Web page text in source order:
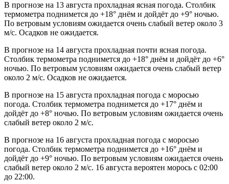
В прогнозе на 13 августа прохладная ясная погода. Столбик
термометра поднимется до +18° днём и дойдёт до +9° ночью.
По ветровым условиям ожидается очень слабый ветер около 3
м/с. Осадков не ожидается.
В прогнозе на 14 августа прохладная почти ясная погода.
Столбик термометра поднимется до +18° днём и дойдёт до +6°
ночью. По ветровым условиям ожидается очень слабый ветер
около 2 м/с. Осадков не ожидается.
В прогнозе на 15 августа прохладная погода с моросью
погода. Столбик термометра поднимется до +17° днём и
дойдёт до +8° ночью. По ветровым условиям ожидается очень
слабый ветер около 2 м/с.
В прогнозе на 16 августа прохладная погода с моросью
погода. Столбик термометра поднимется до +16° днём и
дойдёт до +9° ночью. По ветровым условиям ожидается очень
слабый ветер около 2 м/с. 16 августа вероятен морось с 02:00
до 22:00.